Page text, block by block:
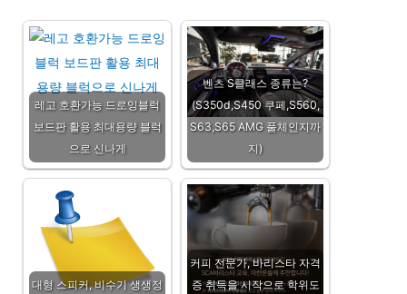
레고 호환가능 드로잉블럭
보드판 활용 최대용량 블럭
으로 신나게
벤츠 S클래스 종류는?
(S350d,S450 쿠페,S560,
S63,S65 AMG 풀체인지까
지)
대형 스피커, 비수기 생생정
커피 전문가, 바리스타 자격
증 취득을 시작으로 학위도